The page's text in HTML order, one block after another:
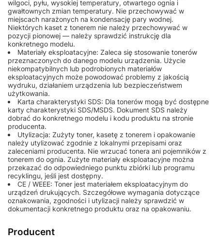
wilgoci, pyłu, wysokiej temperatury, otwartego ognia i
gwałtownych zmian temperatury. Nie przechowywać w
miejscach narażonych na kondensację pary wodnej.
Niektórych kaset z tonerem nie należy przechowywać w
pozycji pionowej — należy sprawdzić instrukcję dla
konkretnego modelu.
Materiały eksploatacyjne: Zaleca się stosowanie tonerów
przeznaczonych do danego modelu urządzenia. Użycie
niekompatybilnych lub podrobionych materiałów
eksploatacyjnych może powodować problemy z jakością
wydruku, działaniem urządzenia lub bezpieczeństwem
użytkowania.
Karta charakterystyki SDS: Dla tonerów mogą być dostępne
karty charakterystyki SDS/MSDS. Dokument SDS należy
dobrać do konkretnego modelu i kodu produktu na stronie
producenta.
Utylizacja: Zużyty toner, kasetę z tonerem i opakowanie
należy utylizować zgodnie z lokalnymi przepisami oraz
zaleceniami producenta. Nie wrzucać tonera ani pojemników z
tonerem do ognia. Zużyte materiały eksploatacyjne można
przekazać do odpowiedniego punktu zbiórki lub programu
recyklingu, jeśli jest dostępny.
CE / WEEE: Toner jest materiałem eksploatacyjnym do
urządzeń drukujących. Szczegółowe wymagania dotyczące
oznakowania, zgodności i utylizacji należy sprawdzić w
dokumentacji konkretnego produktu oraz na opakowaniu.
Producent